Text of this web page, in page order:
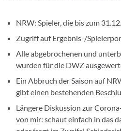
NRW: Spieler, die bis zum
Zugriff auf Ergebnis-/
Alle abgebrochenen und
wurden für die DWZ
Ein Abbruch der Saison auf
gibt einen bestehenden
Längere Diskussion zur
von mir: schaut einfach in das